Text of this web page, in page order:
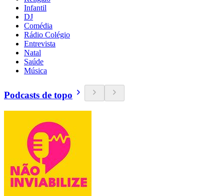
Infantil
DJ
Comédia
Rádio Colégio
Entrevista
Natal
Saúde
Música
Podcasts de topo